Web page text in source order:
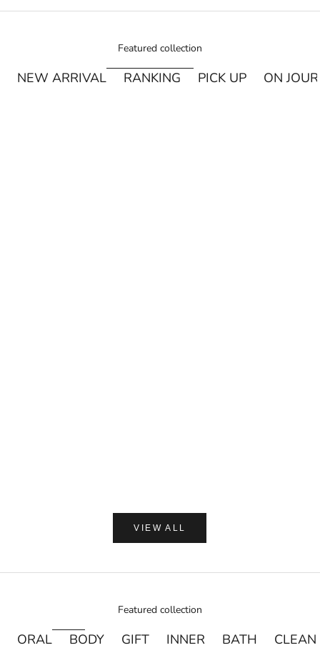
Featured collection
NEW ARRIVAL RANKING PICK UP ON
VIEW ALL
Featured collection
ORAL BODY GIFT INNER BATH